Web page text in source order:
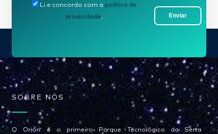
*
Enviar
Li e concordo com a política de
privacidade.
SOBRE NÓS
O Orion é o primeiro Parque Tecnológico da Serra